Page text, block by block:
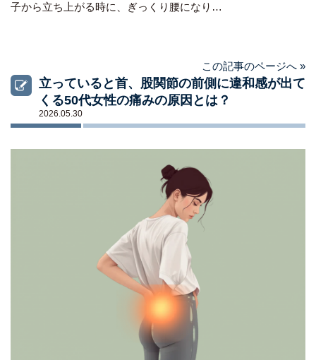
子から立ち上がる時に、ぎっくり腰になり…
この記事のページへ »
立っていると首、股関節の前側に違和感が出て
くる50代女性の痛みの原因とは？
2026.05.30